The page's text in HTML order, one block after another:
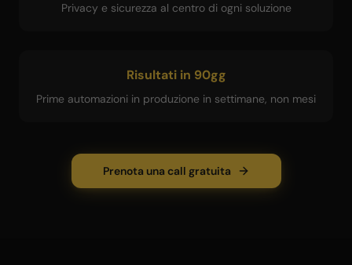
Privacy e sicurezza al centro di ogni soluzione
Risultati in 90gg
Prime automazioni in produzione in settimane, non mesi
Prenota una call gratuita